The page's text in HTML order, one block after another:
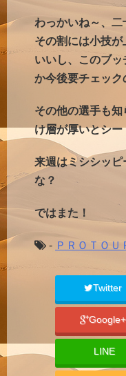
わっかいね～、二
その割には小技
いいし、このブ
か今後要チェック
その他の選手も
け層が厚いとシ
来週はミシシッ
な？
ではまた！
- ＰＲＯＴＯ
Twitter
Google+
LINE